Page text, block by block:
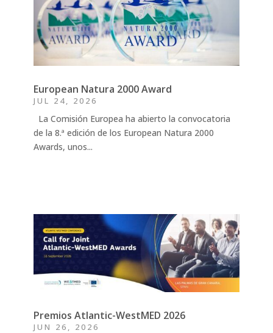
European Natura 2000 Award
JUL 24, 2026
La Comisión Europea ha abierto la convocatoria
de la 8.ª edición de los European Natura 2000
Awards, unos...
Premios Atlantic-WestMED 2026
JUN 26, 2026